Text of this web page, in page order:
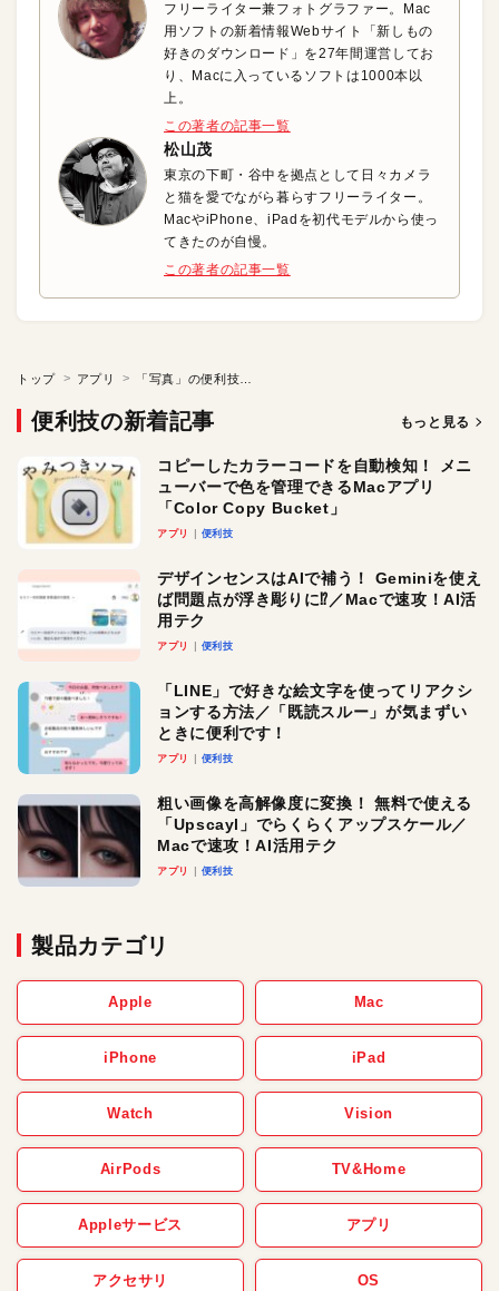
フリーライター兼フォトグラファー。Mac
用ソフトの新着情報Webサイト「新しもの
好きのダウンロード」を27年間運営してお
り、Macに入っているソフトは1000本以
上。
この著者の記事一覧
松山茂
東京の下町・谷中を拠点として日々カメラ
と猫を愛でながら暮らすフリーライター。
MacやiPhone、iPadを初代モデルから使っ
てきたのが自慢。
この著者の記事一覧
トップ アプリ
便利技の新着記事 もっと見る
コピーしたカラーコードを自動検知！ メニ
ューバーで色を管理できるMacアプリ
「Color Copy Bucket」
アプリ 便利技
デザインセンスはAIで補う！ Geminiを使え
ば問題点が浮き彫りに⁉︎／Macで速攻！AI活
用テク
アプリ 便利技
「LINE」で好きな絵文字を使ってリアクシ
ョンする方法／「既読スルー」が気まずい
ときに便利です！
アプリ 便利技
粗い画像を高解像度に変換！ 無料で使える
「Upscayl」でらくらくアップスケール／
Macで速攻！AI活用テク
アプリ 便利技
製品カテゴリ
Apple Mac
iPhone iPad
Watch Vision
AirPods TV&Home
Appleサービス アプリ
アクセサリ OS